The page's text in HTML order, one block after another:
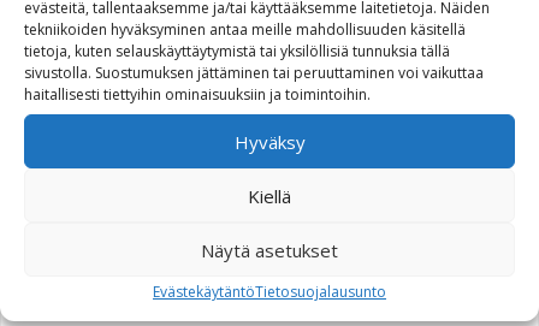
evästeitä, tallentaaksemme ja/tai käyttääksemme laitetietoja. Näiden
tekniikoiden hyväksyminen antaa meille mahdollisuuden käsitellä
tietoja, kuten selauskäyttäytymistä tai yksilöllisiä tunnuksia tällä
sivustolla. Suostumuksen jättäminen tai peruuttaminen voi vaikuttaa
haitallisesti tiettyihin ominaisuuksiin ja toimintoihin.
Hyväksy
Kiellä
Näytä asetukset
EvästekäytäntöTietosuojalausunto
peräteline KTM LC8 950
Adventure 03-05 hopea
95,20€